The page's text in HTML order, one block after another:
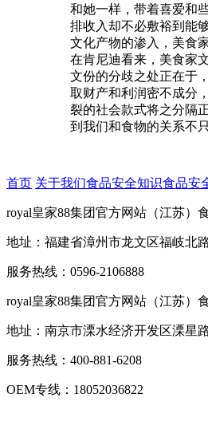
和她一样，带着喜爱和
排收入却不必敷裕到能
文化产物的渗入，美食
在肯尼迪看来，美食家
文份的分歧之处正在于
取财产和利润密不成分
裂的社会款式将之分隔
到我们和食物的关系不
首页 关于我们食品安全知识食品安
royal皇家88集团官方网站（江苏）
地址：福建省漳州市龙文区福岐北
服务热线：0596-2106888
royal皇家88集团官方网站（江苏）
地址：南京市溧水经济开发区溧星
服务热线：400-881-6208
OEM专线：18052036822